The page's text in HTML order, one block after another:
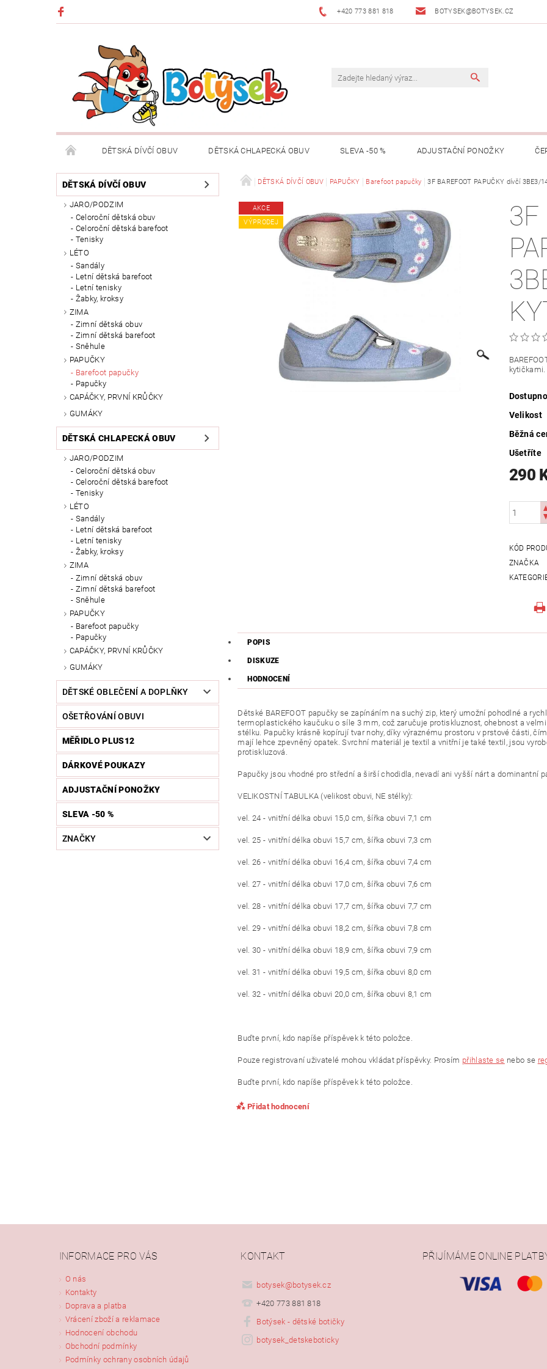
+420 773 881 818 BOTYSEK@BOTYSEK.CZ
DĚTSKÁ DÍVČÍ OBUV DĚTSKÁ CHLAPECKÁ OBUV SLEVA -50 % ADJUSTAČNÍ PONOŽKY
DĚTSKÉ OBLEČENÍ A DOPLŇKY DÁRKOVÉ POUKAZY OŠETŘOVÁNÍ OBUVI O NÁS KONTAKTY
DOPRAVA A PLATBA VRÁCENÍ ZBOŽÍ A REKLAMACE ZNAČKY RADY A TIPY O ADJUSTAČNÍCH
DĚTSKÁ DÍVČÍ OBUV
JARO/PODZIM
Celoroční dětská obuv
Celoroční dětská barefoot
Tenisky
LÉTO
Sandály
Letní dětská barefoot
Letní tenisky
Žabky, kroksy
ZIMA
Zimní dětská obuv
Zimní dětská barefoot
Sněhule
PAPUČKY
Barefoot papučky
Papučky
CAPÁČKY, PRVNÍ KRŮČKY
GUMÁKY
DĚTSKÁ CHLAPECKÁ OBUV
JARO/PODZIM
Celoroční dětská obuv
Celoroční dětská barefoot
Tenisky
LÉTO
Sandály
Letní dětská barefoot
Letní tenisky
Žabky, kroksy
ZIMA
Zimní dětská obuv
Zimní dětská barefoot
Sněhule
PAPUČKY
Barefoot papučky
Papučky
CAPÁČKY, PRVNÍ KRŮČKY
GUMÁKY
DĚTSKÉ OBLEČENÍ A DOPLŇKY
OŠETŘOVÁNÍ OBUVI
MĚŘIDLO PLUS12
DÁRKOVÉ POUKAZY
ADJUSTAČNÍ PONOŽKY
SLEVA -50 %
ZNAČKY
DĚTSKÁ DÍVČÍ OBUV PAPUČKY Barefoot papučky 3F BAREFOOT PAPUČKY dívčí 3BE3/
AKCE
VÝPRODEJ
3F
kytičkami.
Velikost
Běžná
Ušetříte
290
KÓD
ZNAČKA
POPIS
DISKUZE
HODNOCENÍ
Dětské BAREFOOT papučky se zapínáním na suchý zip, který umožní pohodlné a
termoplastického kaučuku o síle 3 mm, což zaručuje protiskluznost, ohebnost a
stélku. Papučky krásně kopírují tvar nohy, díky výraznému prostoru v prstové části,
mají lehce zpevněný opatek. Svrchní materiál je textil a vnitřní je také textil, jsou
protiskluzová.
Papučky jsou vhodné pro střední a širší chodidla, nevadí ani vyšší nárt adominantní
VELIKOSTNÍ TABULKA (velikost obuvi, NE stélky):
vel. 24 - vnitřní délka obuvi 15,0 cm, šířka obuvi 7,1 cm
vel. 25 - vnitřní délka obuvi 15,7 cm, šířka obuvi 7,3 cm
vel. 26 - vnitřní délka obuvi 16,4 cm, šířka obuvi 7,4 cm
vel. 27 - vnitřní délka obuvi 17,0 cm, šířka obuvi 7,6 cm
vel. 28 - vnitřní délka obuvi 17,7 cm, šířka obuvi 7,7 cm
vel. 29 - vnitřní délka obuvi 18,2 cm, šířka obuvi 7,8 cm
vel. 30 - vnitřní délka obuvi 18,9 cm, šířka obuvi 7,9 cm
vel. 31 - vnitřní délka obuvi 19,5 cm, šířka obuvi 8,0 cm
vel. 32 - vnitřní délka obuvi 20,0 cm, šířka obuvi 8,1 cm
Buďte první, kdo napíše příspěvek k této položce.
Pouze registrovaní uživatelé mohou vkládat příspěvky. Prosím přihlaste se nebo se
Buďte první, kdo napíše příspěvek k této položce.
Přidat hodnocení
INFORMACE PRO VÁS
O nás
Kontakty
Doprava a platba
Vrácení zboží a reklamace
Hodnocení obchodu
Obchodní podmínky
Podmínky ochrany osobních údajů
KONTAKT
botysek@botysek.cz
+420 773 881 818
Botýsek - dětské botičky
botysek_detskeboticky
PŘIJÍMÁME ONLINE